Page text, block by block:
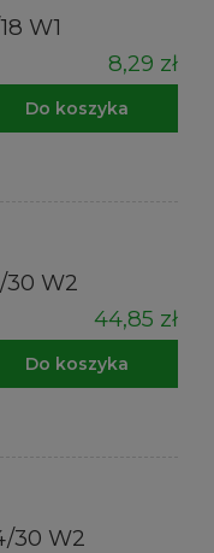
W1
8,29 zł
Do koszyka
30 W2
44,85 zł
Do koszyka
30 W2